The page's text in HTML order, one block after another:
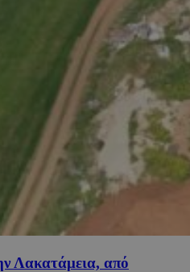
Λακατάμεια, από